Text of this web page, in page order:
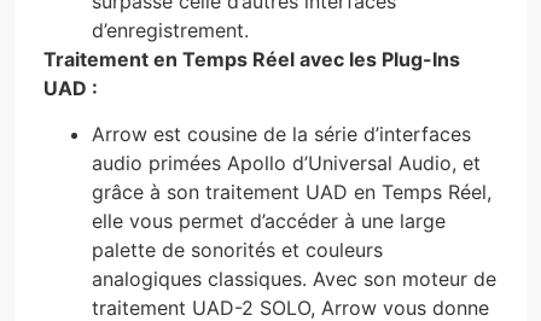
d’enregistrement.
Traitement en Temps Réel avec les Plug-Ins
UAD :
Arrow est cousine de la série d’interfaces
audio primées Apollo d’Universal Audio, et
grâce à son traitement UAD en Temps Réel,
elle vous permet d’accéder à une large
palette de sonorités et couleurs
analogiques classiques. Avec son moteur de
traitement UAD-2 SOLO, Arrow vous donne